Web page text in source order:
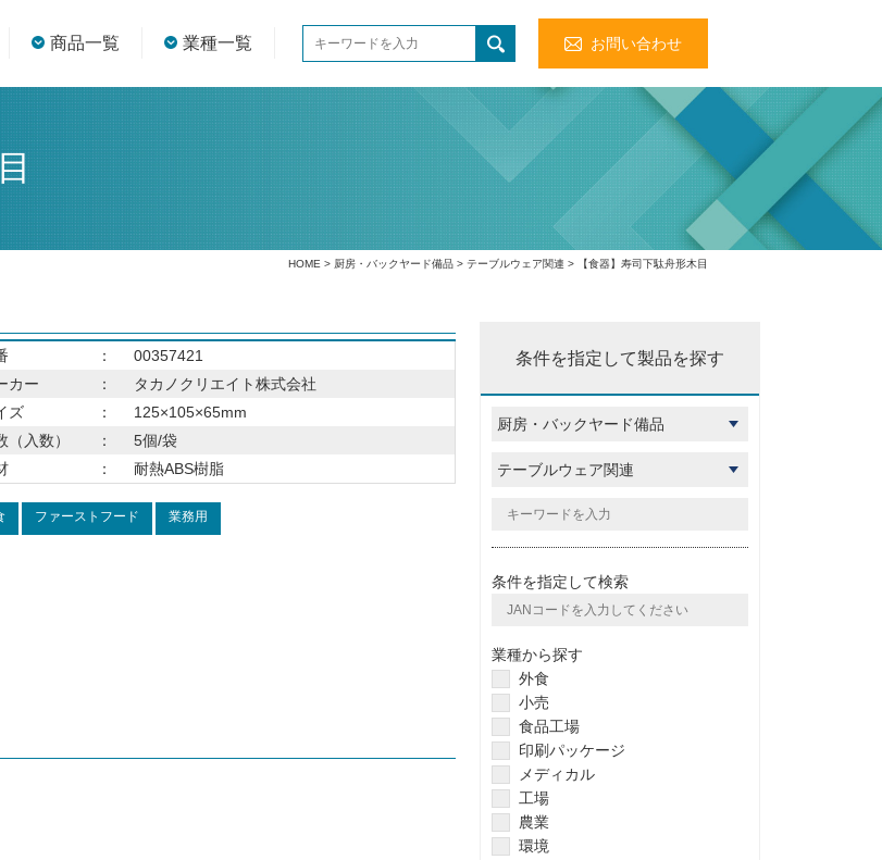
商品一覧 業種一覧 お問い合わせ
HOME > 厨房・バックヤード備品 > テーブルウェア関連 > 【食器】寿司下駄舟形木目
：
00357421
カー
：
タカノクリエイト株式会社
ズ
：
125×105×65mm
（入数）
：
5個/袋
： 耐熱ABS樹脂
ファーストフード 業務用
条件を指定して製品を探す
条件を指定して検索
業種から探す
外食
小売
食品工場
印刷パッケージ
メディカル
工場
農業
環境